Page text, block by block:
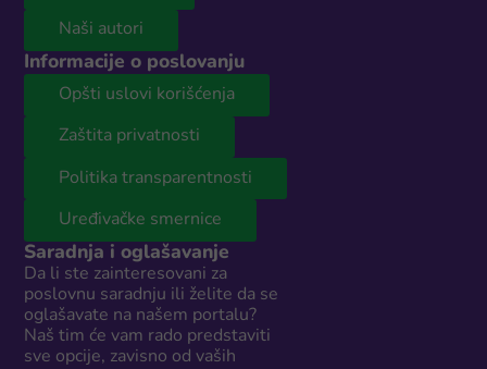
Naši autori
Informacije o poslovanju
Opšti uslovi korišćenja
Zaštita privatnosti
Politika transparentnosti
Uređivačke smernice
Saradnja i oglašavanje
Da li ste zainteresovani za
poslovnu saradnju ili želite da se
oglašavate na našem portalu?
Naš tim će vam rado predstaviti
sve opcije, zavisno od vaših